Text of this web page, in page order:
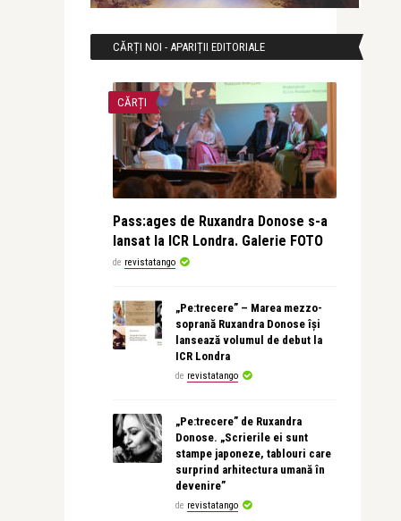
CĂRȚI NOI - APARIȚII EDITORIALE
CĂRȚI
Pass:ages de Ruxandra Donose s-a
lansat la ICR Londra. Galerie FOTO
de revistatango
„Pe:trecere” – Marea mezzo-
soprană Ruxandra Donose își
lansează volumul de debut la
ICR Londra
de revistatango
„Pe:trecere” de Ruxandra
Donose. „Scrierile ei sunt
stampe japoneze, tablouri care
surprind arhitectura umană în
devenire”
de revistatango